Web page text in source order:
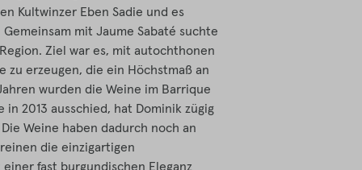
Kultwinzer Eben Sadie und es
mit Jaume Sabaté suchte
Ziel war es, mit autochthonen
zu erzeugen, die ein Höchstmaß an
wurden die Weine im Barrique
in 2013 ausschied, hat Dominik zügig
Weine haben dadurch noch an
die einzigartigen
fast burgundischen Eleganz